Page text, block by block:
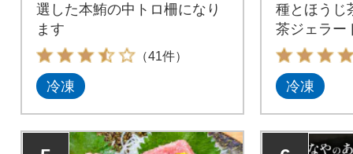
選した本鮪の中トロ柵になり
ます
（41件）
冷凍
種とほうじ
茶ジェラー
す。
冷凍